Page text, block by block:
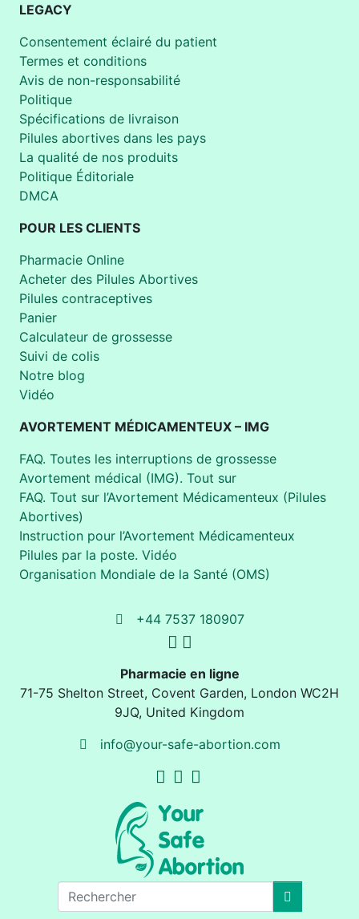
LEGACY
Consentement éclairé du patient
Termes et conditions
Avis de non-responsabilité
Politique
Spécifications de livraison
Pilules abortives dans les pays
La qualité de nos produits
Politique Éditoriale
DMCA
POUR LES CLIENTS
Pharmacie Online
Acheter des Pilules Abortives
Pilules contraceptives
Panier
Calculateur de grossesse
Suivi de colis
Notre blog
Vidéo
AVORTEMENT MÉDICAMENTEUX – IMG
FAQ. Toutes les interruptions de grossesse
Avortement médical (IMG). Tout sur
FAQ. Tout sur l’Avortement Médicamenteux (Pilules
Abortives)
Instruction pour l’Avortement Médicamenteux
Pilules par la poste. Vidéo
Organisation Mondiale de la Santé (OMS)
+44 7537 180907
Pharmacie en ligne
71-75 Shelton Street, Covent Garden, London WC2H
9JQ, United Kingdom
info@your-safe-abortion.com